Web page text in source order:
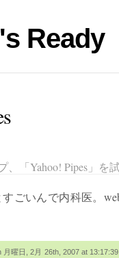
Ready
、「Yahoo! Pipes」を
ごいんで内科医。
曜日, 2月 26th, 2007 at